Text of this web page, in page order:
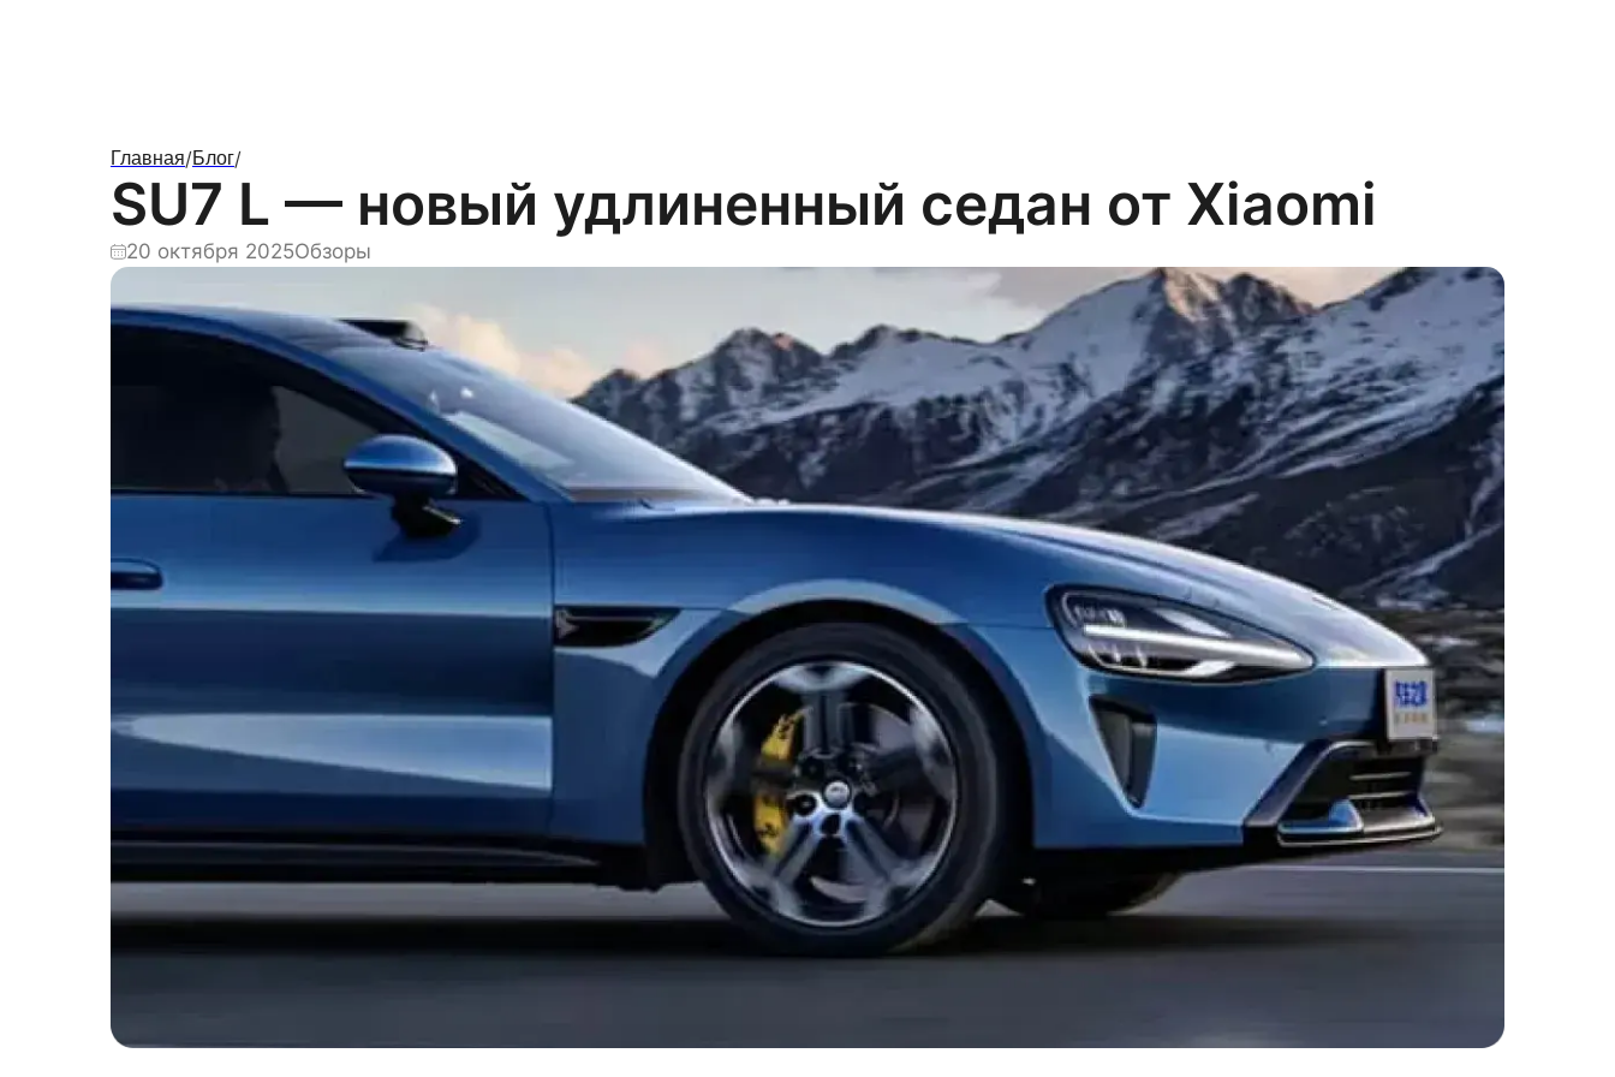
Главная/Блог/
SU7 L — новый удлиненный седан от Xiaomi
20 октября 2025Обзоры